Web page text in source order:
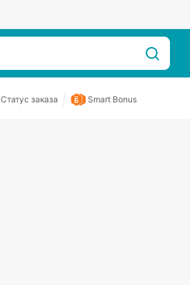
Статус заказа Smart Bonus